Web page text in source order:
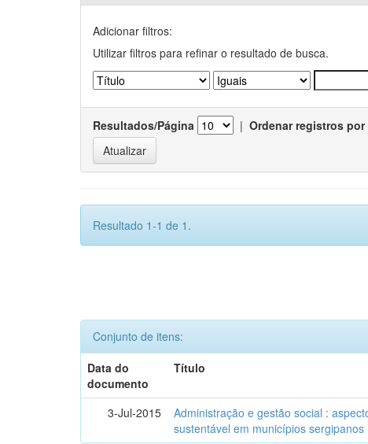
Adicionar filtros:
Utilizar filtros para refinar o resultado de busca.
Resultados/Página | Ordenar registros por
Resultado 1-1 de 1.
Conjunto de itens:
Data do
documento
Título
3-Jul-2015
Administração e gestão social :
sustentável em municípios sergipanos